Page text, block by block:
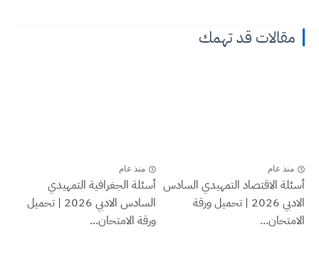
مقالات قد تهمك
منذ عام
أسئلة الاقتصاد التمهيدي السادس
الادبي 2026 | تحميل ورقة
الامتحان...
منذ عام
أسئلة الجغرافية التمهيدي
السادس الادبي 2026 | تحميل
ورقة الامتحان...